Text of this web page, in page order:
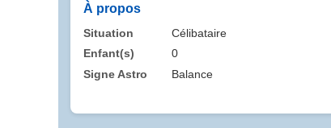
À propos
Situation
Célibataire
Enfant(s)
0
Signe Astro
Balance